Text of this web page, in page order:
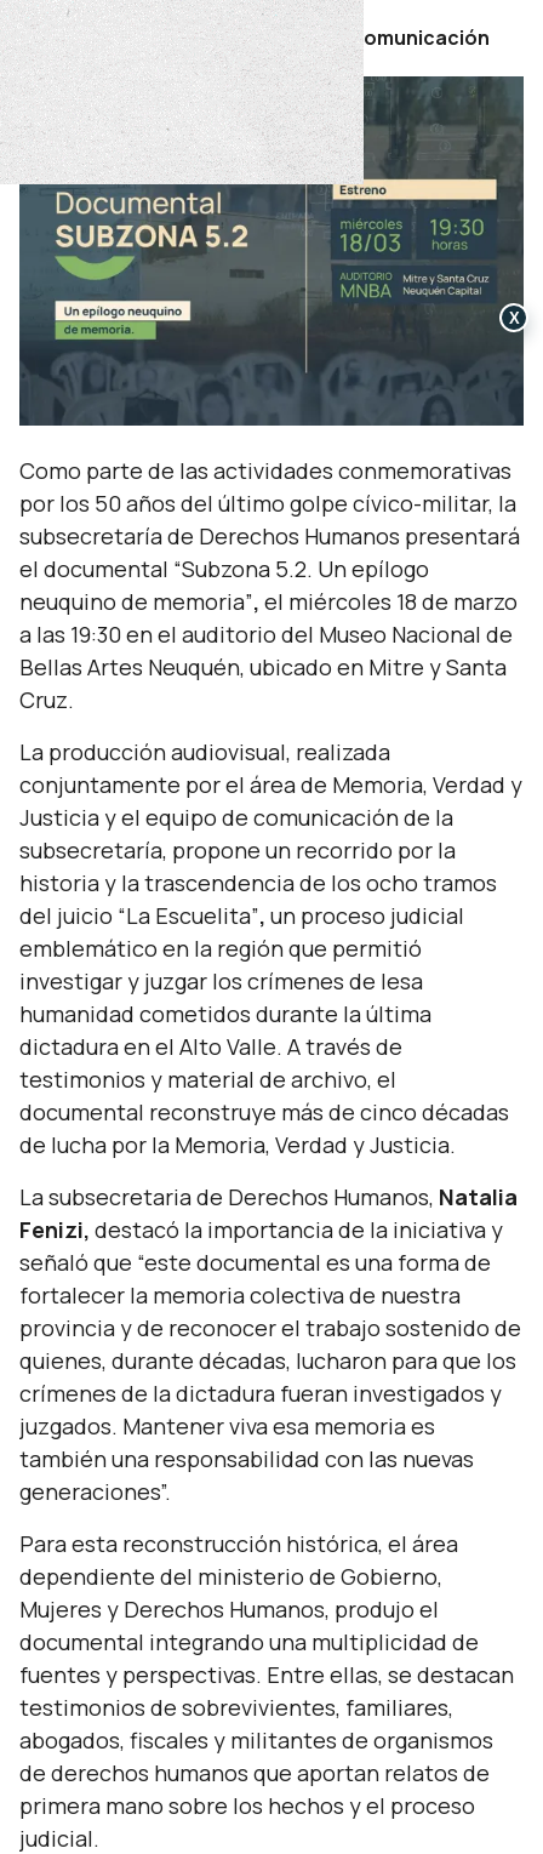
Por Secretaría de Prensa y Comunicación
Como parte de las actividades conmemorativas
por los 50 años del último golpe cívico-militar, la
subsecretaría de Derechos Humanos presentará
el documental “Subzona 5.2. Un epílogo
neuquino de memoria”, el miércoles 18 de marzo
a las 19:30 en el auditorio del Museo Nacional de
Bellas Artes Neuquén, ubicado en Mitre y Santa
Cruz.
La producción audiovisual, realizada
conjuntamente por el área de Memoria, Verdad y
Justicia y el equipo de comunicación de la
subsecretaría, propone un recorrido por la
historia y la trascendencia de los ocho tramos
del juicio “La Escuelita”, un proceso judicial
emblemático en la región que permitió
investigar y juzgar los crímenes de lesa
humanidad cometidos durante la última
dictadura en el Alto Valle. A través de
testimonios y material de archivo, el
documental reconstruye más de cinco décadas
de lucha por la Memoria, Verdad y Justicia.
La subsecretaria de Derechos Humanos, Natalia
Fenizi, destacó la importancia de la iniciativa y
señaló que “este documental es una forma de
fortalecer la memoria colectiva de nuestra
provincia y de reconocer el trabajo sostenido de
quienes, durante décadas, lucharon para que los
crímenes de la dictadura fueran investigados y
juzgados. Mantener viva esa memoria es
también una responsabilidad con las nuevas
generaciones”.
Para esta reconstrucción histórica, el área
dependiente del ministerio de Gobierno,
Mujeres y Derechos Humanos, produjo el
documental integrando una multiplicidad de
fuentes y perspectivas. Entre ellas, se destacan
testimonios de sobrevivientes, familiares,
abogados, fiscales y militantes de organismos
de derechos humanos que aportan relatos de
primera mano sobre los hechos y el proceso
judicial.
X